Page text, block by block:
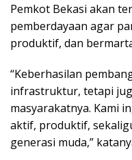
Pemkot Bekasi akan
pemberdayaan agar
produktif, dan
“Keberhasilan
infrastruktur, tetapi
masyarakatnya. Kami
aktif, produktif,
generasi muda,”